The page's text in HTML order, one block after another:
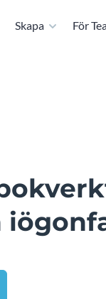
Skapa För